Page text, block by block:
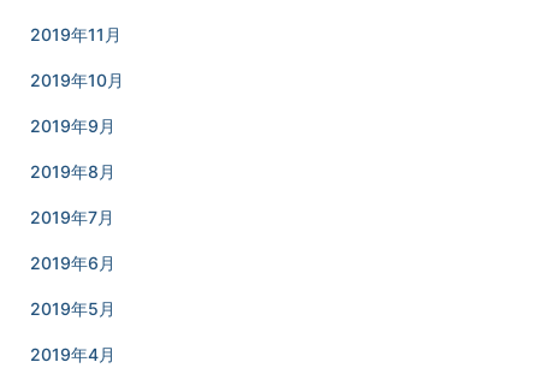
2019年11月
2019年10月
2019年9月
2019年8月
2019年7月
2019年6月
2019年5月
2019年4月